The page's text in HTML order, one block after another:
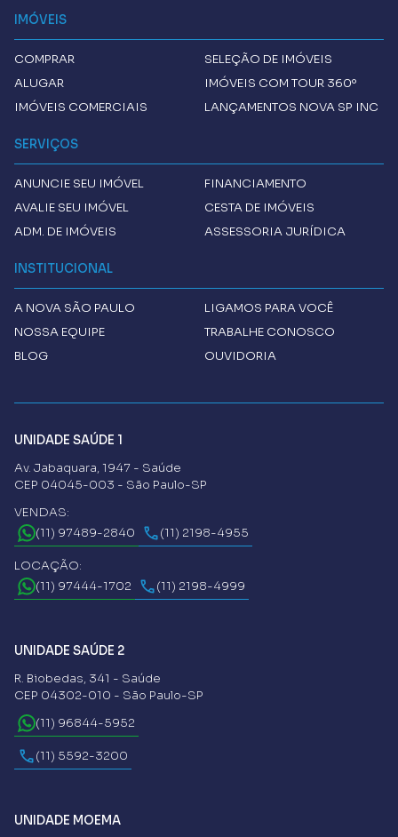
IMÓVEIS
COMPRAR
ALUGAR
IMÓVEIS COMERCIAIS
SELEÇÃO DE IMÓVEIS
IMÓVEIS COM TOUR 360º
LANÇAMENTOS NOVA SP INC
SERVIÇOS
ANUNCIE SEU IMÓVEL
AVALIE SEU IMÓVEL
ADM. DE IMÓVEIS
FINANCIAMENTO
CESTA DE IMÓVEIS
ASSESSORIA JURÍDICA
INSTITUCIONAL
A NOVA SÃO PAULO
NOSSA EQUIPE
BLOG
LIGAMOS PARA VOCÊ
TRABALHE CONOSCO
OUVIDORIA
UNIDADE SAÚDE 1
Av. Jabaquara, 1947 - Saúde
CEP 04045-003 - São Paulo-SP
VENDAS:
(11) 97489-2840
(11) 2198-4955
LOCAÇÃO:
(11) 97444-1702
(11) 2198-4999
UNIDADE SAÚDE 2
R. Biobedas, 341 - Saúde
CEP 04302-010 - São Paulo-SP
(11) 96844-5952
(11) 5592-3200
UNIDADE MOEMA